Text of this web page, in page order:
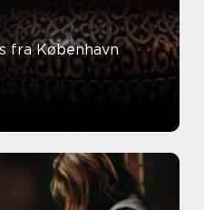
fra København